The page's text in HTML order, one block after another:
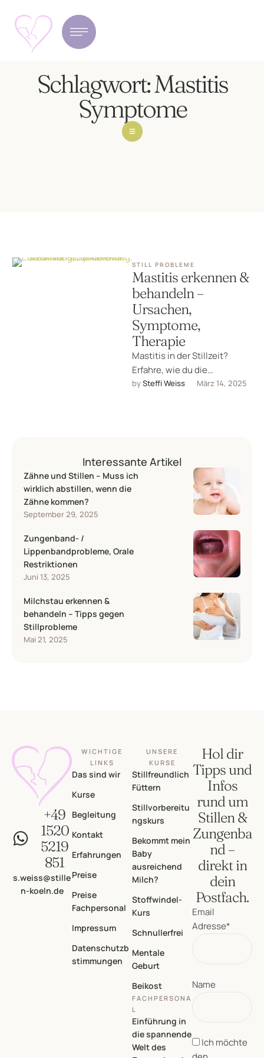
Schlagwort:Mastitis
Symptome
STILL PROBLEME
Mastitis erkennen &
behandeln –
Ursachen,
Symptome,
Therapie
Mastitis in der Stillzeit?
Erfahre, wie du die
Entzündung erkennst,
by Steffi Weiss März 14, 2025
Interessante Artikel
Zähne und Stillen – Muss ich
wirklich abstillen, wenn die
Zähne kommen?
September 29, 2025
Zungenband- /
Lippenbandprobleme, Orale
Restriktionen
Juni 13, 2025
Milchstau erkennen &
behandeln – Tipps gegen
Stillprobleme
Mai 21, 2025
+49
1520
5219
851
s.weiss@stille
n-koeln.de
WICHTIGE
LINKS
Das sind wir
Kurse
Begleitung
Kontakt
Erfahrungen
Preise
Preise
Fachpersonal
Impressum
Datenschutzb
stimmungen
UNSERE
KURSE
Stillfreundlich
Füttern
Stillvorbereitu
ngskurs
Bekommt mein
Baby
ausreichend
Milch?
Stoffwindel-
Kurs
Schnullerfrei
Mentale
Geburt
Beikost
FACHPERSONA
L
Einführung in
die spannende
Welt des
Hol dir
Tipps und
Infos
rund um
Stillen &
Zungenba
nd –
direkt in
dein
Postfach.
Email
Adresse*
Name
Ich möchte